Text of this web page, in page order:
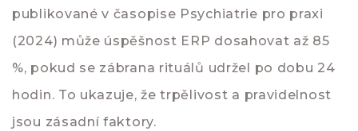
publikované v časopise Psychiatrie pro praxi
(2024) může úspěšnost ERP dosahovat až 85
%, pokud se zábrana rituálů udržel po dobu 24
hodin. To ukazuje, že trpělivost a pravidelnost
jsou zásadní faktory.